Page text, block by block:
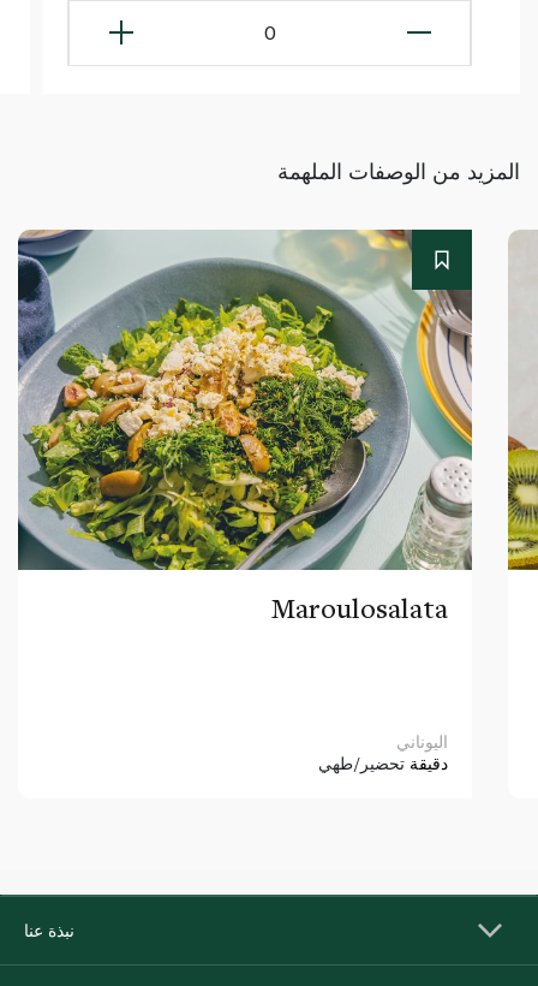
0
المزيد من الوصفات الملهمة
Maroulosalata
اليوناني
دقيقة تحضير/طهي
نبذة عنا